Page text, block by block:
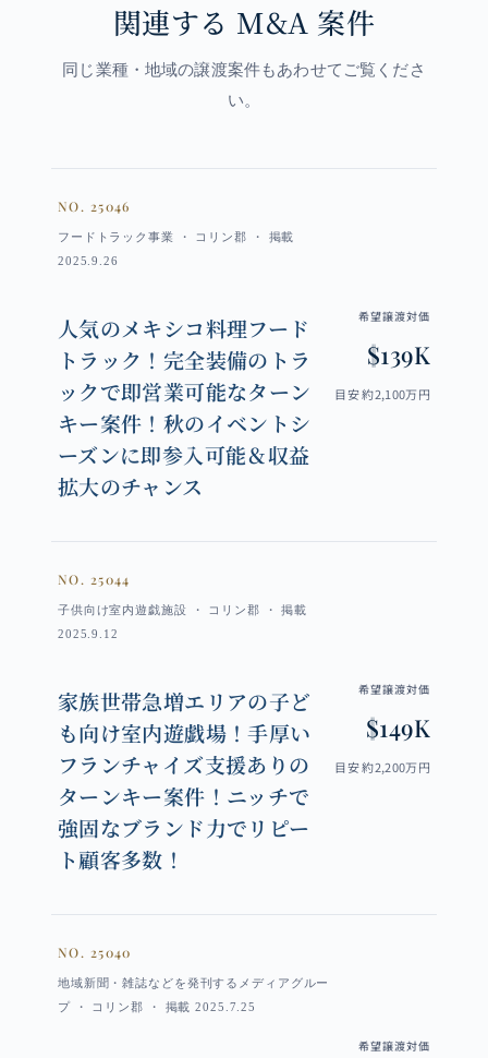
関連する M&A 案件
同じ業種・地域の譲渡案件もあわせてご覧くださ
い。
NO. 25046
フードトラック事業 ・ コリン郡 ・ 掲載
2025.9.26
人気のメキシコ料理フード
トラック！完全装備のトラ
ックで即営業可能なターン
キー案件！秋のイベントシ
ーズンに即参入可能＆収益
拡大のチャンス
希望譲渡対価
$139K
目安 約2,100万円
NO. 25044
子供向け室内遊戯施設 ・ コリン郡 ・ 掲載
2025.9.12
家族世帯急増エリアの子ど
も向け室内遊戯場！手厚い
フランチャイズ支援ありの
ターンキー案件！ニッチで
強固なブランド力でリピー
ト顧客多数！
希望譲渡対価
$149K
目安 約2,200万円
NO. 25040
地域新聞・雑誌などを発刊するメディアグルー
プ ・ コリン郡 ・ 掲載 2025.7.25
希望譲渡対価